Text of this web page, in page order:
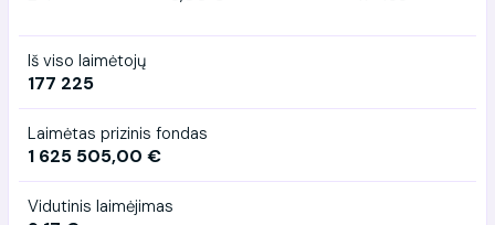
Iš viso laimėtojų
177 225
Laimėtas prizinis fondas
1 625 505,00 €
Vidutinis laimėjimas